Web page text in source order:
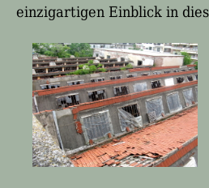
einzigartigen Einblick in